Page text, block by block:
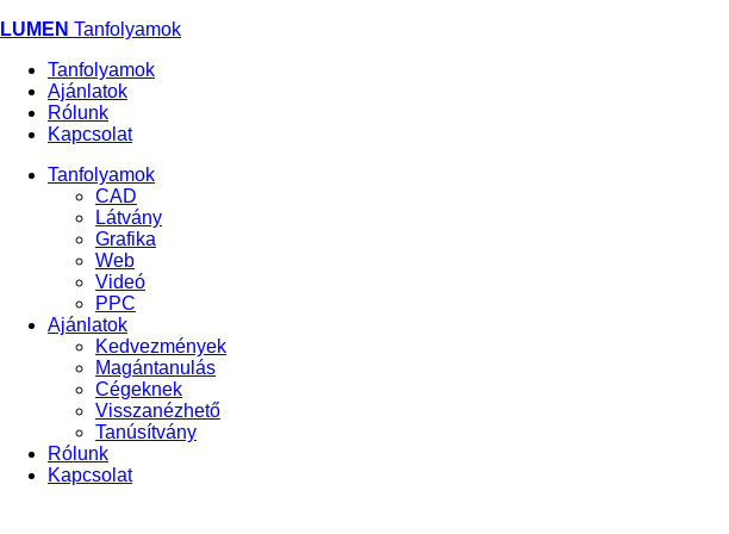
Ugrás
tartalomra
LUMEN Tanfolyamok
Tanfolyamok
Ajánlatok
Rólunk
Kapcsolat
menu
beloldal
Tanfolyamok
CAD
Látvány
Grafika
Web
Videó
PPC
Ajánlatok
Kedvezmények
Magántanulás
Cégeknek
Visszanézhető
Tanúsítvány
Rólunk
Kapcsolat